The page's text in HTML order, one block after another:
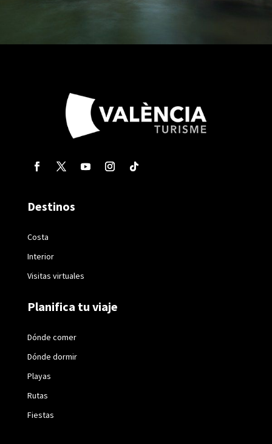
Destinos
Costa
Interior
Visitas virtuales
Planifica tu viaje
Dónde comer
Dónde dormir
Playas
Rutas
Fiestas